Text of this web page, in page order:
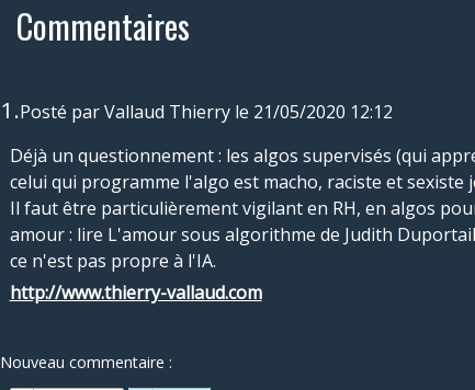
Commentaires
1.Posté parVallaud Thierry le 21/05/2020 12:12
Déjà un questionnement : les algos supervisés (qui
celui qui programme l'algo est macho, raciste et sexiste
Il faut être particulièrement vigilant en RH, en algos
amour : lire L'amour sous algorithme de Judith
ce n'est pas propre à l'IA.
http://www.thierry-vallaud.com
Nouveau commentaire :